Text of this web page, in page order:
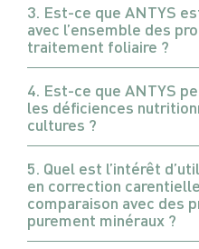
3. Est-ce que ANTYS
avec l’ensemble des
traitement foliaire ?
4. Est-ce que ANTYS
les déficiences
cultures ?
5. Quel est l’intérêt
en correction
comparaison avec des
purement minéraux ?